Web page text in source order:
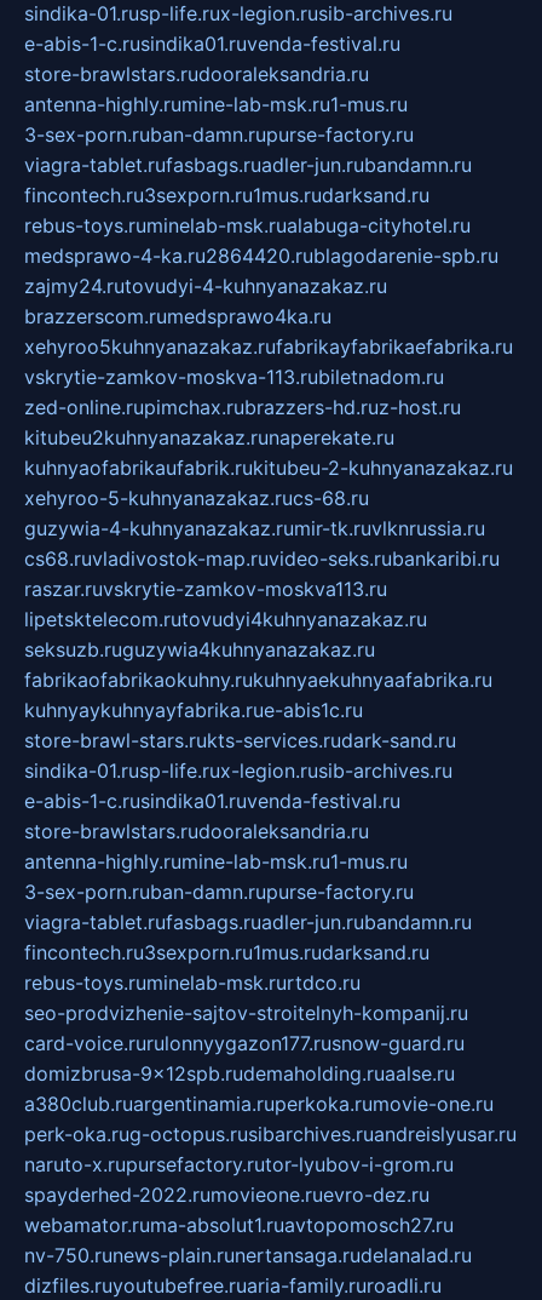
sindika-01.rusp-life.rux-legion.rusib-archives.ru
e-abis-1-c.rusindika01.ruvenda-festival.ru
store-brawlstars.rudooraleksandria.ru
antenna-highly.rumine-lab-msk.ru1-mus.ru
3-sex-porn.ruban-damn.rupurse-factory.ru
viagra-tablet.rufasbags.ruadler-jun.rubandamn.ru
fincontech.ru3sexporn.ru1mus.rudarksand.ru
rebus-toys.ruminelab-msk.rualabuga-cityhotel.ru
medsprawo-4-ka.ru2864420.rublagodarenie-spb.ru
zajmy24.rutovudyi-4-kuhnyanazakaz.ru
brazzerscom.rumedsprawo4ka.ru
xehyroo5kuhnyanazakaz.rufabrikayfabrikaefabrika.ru
vskrytie-zamkov-moskva-113.rubiletnadom.ru
zed-online.rupimchax.rubrazzers-hd.ruz-host.ru
kitubeu2kuhnyanazakaz.runaperekate.ru
kuhnyaofabrikaufabrik.rukitubeu-2-kuhnyanazakaz.ru
xehyroo-5-kuhnyanazakaz.rucs-68.ru
guzywia-4-kuhnyanazakaz.rumir-tk.ruvlknrussia.ru
cs68.ruvladivostok-map.ruvideo-seks.rubankaribi.ru
raszar.ruvskrytie-zamkov-moskva113.ru
lipetsktelecom.rutovudyi4kuhnyanazakaz.ru
seksuzb.ruguzywia4kuhnyanazakaz.ru
fabrikaofabrikaokuhny.rukuhnyaekuhnyaafabrika.ru
kuhnyaykuhnyayfabrika.rue-abis1c.ru
store-brawl-stars.rukts-services.rudark-sand.ru
sindika-01.rusp-life.rux-legion.rusib-archives.ru
e-abis-1-c.rusindika01.ruvenda-festival.ru
store-brawlstars.rudooraleksandria.ru
antenna-highly.rumine-lab-msk.ru1-mus.ru
3-sex-porn.ruban-damn.rupurse-factory.ru
viagra-tablet.rufasbags.ruadler-jun.rubandamn.ru
fincontech.ru3sexporn.ru1mus.rudarksand.ru
rebus-toys.ruminelab-msk.rurtdco.ru
seo-prodvizhenie-sajtov-stroitelnyh-kompanij.ru
card-voice.rurulonnyygazon177.rusnow-guard.ru
domizbrusa-9x12spb.rudemaholding.ruaalse.ru
a380club.ruargentinamia.ruperkoka.rumovie-one.ru
perk-oka.rug-octopus.rusibarchives.ruandreislyusar.ru
naruto-x.rupursefactory.rutor-lyubov-i-grom.ru
spayderhed-2022.rumovieone.ruevro-dez.ru
webamator.ruma-absolut1.ruavtopomosch27.ru
nv-750.runews-plain.runertansaga.rudelanalad.ru
dizfiles.ruyoutubefree.ruaria-family.ruroadli.ru